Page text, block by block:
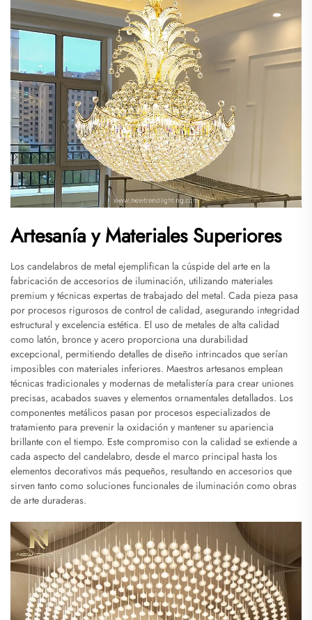
Artesanía y Materiales Superiores
Los candelabros de metal ejemplifican la cúspide del arte en la
fabricación de accesorios de iluminación, utilizando materiales
premium y técnicas expertas de trabajado del metal. Cada pieza pasa
por procesos rigurosos de control de calidad, asegurando integridad
estructural y excelencia estética. El uso de metales de alta calidad
como latón, bronce y acero proporciona una durabilidad
excepcional, permitiendo detalles de diseño intrincados que serían
imposibles con materiales inferiores. Maestros artesanos emplean
técnicas tradicionales y modernas de metalistería para crear uniones
precisas, acabados suaves y elementos ornamentales detallados. Los
componentes metálicos pasan por procesos especializados de
tratamiento para prevenir la oxidación y mantener su apariencia
brillante con el tiempo. Este compromiso con la calidad se extiende a
cada aspecto del candelabro, desde el marco principal hasta los
elementos decorativos más pequeños, resultando en accesorios que
sirven tanto como soluciones funcionales de iluminación como obras
de arte duraderas.